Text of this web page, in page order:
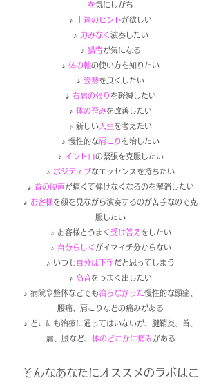
を気にしがち
♪ 上達のヒントが欲しい
♪ 力みなく演奏したい
♪ 猫背が気になる
♪ 体の軸の使い方を知りたい
♪ 姿勢を良くしたい
♪ 右肩の張り を軽減したい
♪ 体の歪みを改善したい
♪ 新しい 人生を考えたい
♪ 慢性的な肩こり を治したい
♪ イントロの緊張を克服したい
♪ ポジティブなエッセンスを持ちたい
♪ 首の硬直が痛くて弾けなくなるのを解消したい
♪ お客様を顔を見ながら演奏するのが苦手なので克
服したい
♪ お客様とうまく受け答え をしたい
♪ 自分らしく がイマイチ分からない
♪ いつも自分は下手だと思ってしまう
♪ 高音をうまく出したい
♪ 病院や整体などでも治らなかった慢性的な頭痛、
腰痛、肩こりなどの痛みがある
♪ どこにも治療に通ってはいないが、腱鞘炎、首、
肩、腰など、 体のどこかに痛みがある
そんなあなたにオススメのラボはこ